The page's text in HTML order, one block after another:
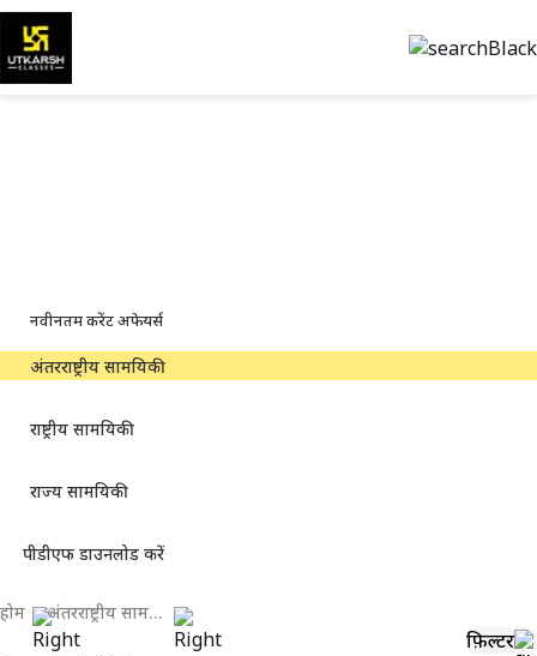
नवीनतम करेंट अफेयर्स
अंतरराष्ट्रीय सामयिकी
राष्ट्रीय सामयिकी
राज्य सामयिकी
पीडीएफ डाउनलोड करें
होम अंतरराष्ट्रीय सामयिकी
फ़िल्टर